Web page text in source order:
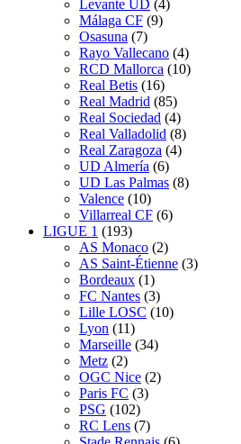
Levante UD (4)
Málaga CF (9)
Osasuna (7)
Rayo Vallecano (4)
RCD Mallorca (10)
Real Betis (16)
Real Madrid (85)
Real Sociedad (4)
Real Valladolid (8)
Real Zaragoza (4)
UD Almería (6)
UD Las Palmas (8)
Valence (10)
Villarreal CF (6)
LIGUE 1 (193)
AS Monaco (2)
AS Saint-Étienne (3)
Bordeaux (1)
FC Nantes (3)
Lille LOSC (10)
Lyon (11)
Marseille (34)
Metz (2)
OGC Nice (2)
Paris FC (3)
PSG (102)
RC Lens (7)